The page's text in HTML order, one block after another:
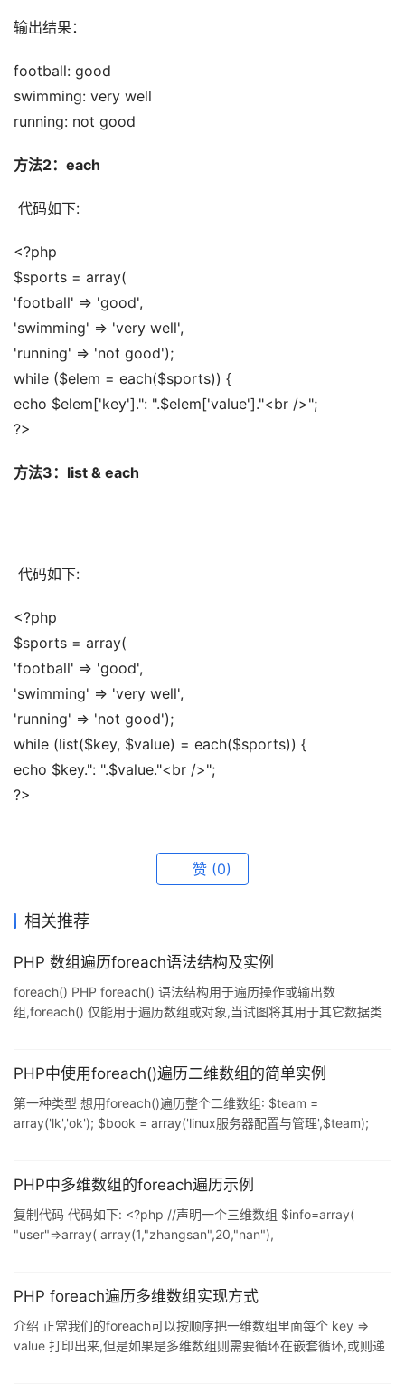
输出结果：
football: good
swimming: very well
running: not good
方法2：each
代码如下:
<?php
$sports = array(
'football' => 'good',
'swimming' => 'very well',
'running' => 'not good');
while ($elem = each($sports)) {
echo $elem['key'].": ".$elem['value']."<br />";
?>
方法3：list & each
代码如下:
<?php
$sports = array(
'football' => 'good',
'swimming' => 'very well',
'running' => 'not good');
while (list($key, $value) = each($sports)) {
echo $key.": ".$value."<br />";
?>
赞 (0)
相关推荐
PHP 数组遍历foreach语法结构及实例
foreach() PHP foreach() 语法结构用于遍历操作或输出数
组,foreach() 仅能用于遍历数组或对象,当试图将其用于其它数据类
statement 上述语法中,每次循环将当前单元的值赋给 $value 并且
名也会在每次
PHP中使用foreach()遍历二维数组的简单实例
第一种类型 想用foreach()遍历整个二维数组: $team =
array('lk','ok'); $book = array('linux服务器配置与管理',$team);
然,其实我是想要所有具体内容,而不是输出array... 所以应该采用如
PHP中多维数组的foreach遍历示例
复制代码 代码如下: <?php //声明一个三维数组 $info=array(
"user"=>array( array(1,"zhangsan",20,"nan"),
PHP foreach遍历多维数组实现方式
介绍 正常我们的foreach可以按顺序把一维数组里面每个 key =>
value 打印出来,但是如果是多维数组则需要循环在嵌套循环,或则递